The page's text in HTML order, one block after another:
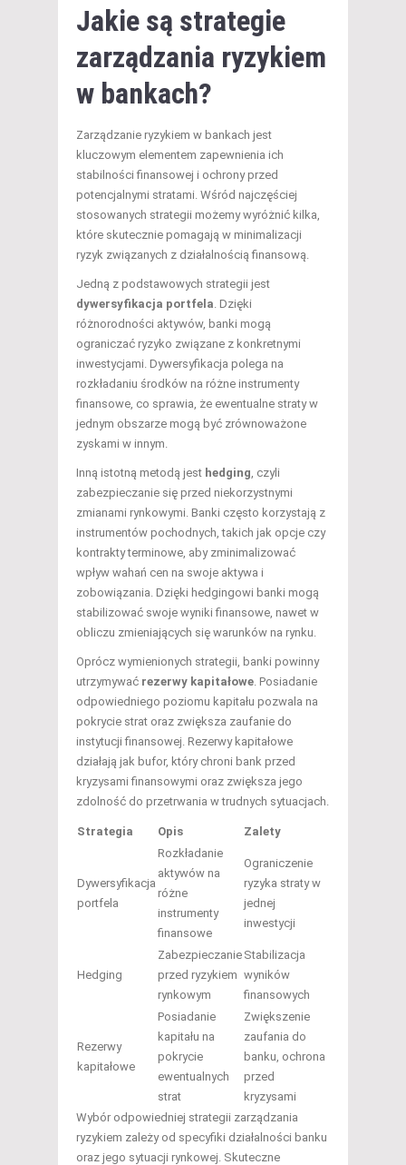
Jakie są strategie
zarządzania ryzykiem
w bankach?
Zarządzanie ryzykiem w bankach jest
kluczowym elementem zapewnienia ich
stabilności finansowej i ochrony przed
potencjalnymi stratami. Wśród najczęściej
stosowanych strategii możemy wyróżnić kilka,
które skutecznie pomagają w minimalizacji
ryzyk związanych z działalnością finansową.
Jedną z podstawowych strategii jest
dywersyfikacja portfela . Dzięki
różnorodności aktywów, banki mogą
ograniczać ryzyko związane z konkretnymi
inwestycjami. Dywersyfikacja polega na
rozkładaniu środków na różne instrumenty
finansowe, co sprawia, że ewentualne straty w
jednym obszarze mogą być zrównoważone
zyskami w innym.
Inną istotną metodą jest hedging , czyli
zabezpieczanie się przed niekorzystnymi
zmianami rynkowymi. Banki często korzystają z
instrumentów pochodnych, takich jak opcje czy
kontrakty terminowe, aby zminimalizować
wpływ wahań cen na swoje aktywa i
zobowiązania. Dzięki hedgingowi banki mogą
stabilizować swoje wyniki finansowe, nawet w
obliczu zmieniających się warunków na rynku.
Oprócz wymienionych strategii, banki powinny
utrzymywać rezerwy kapitałowe . Posiadanie
odpowiedniego poziomu kapitału pozwala na
pokrycie strat oraz zwiększa zaufanie do
instytucji finansowej. Rezerwy kapitałowe
działają jak bufor, który chroni bank przed
kryzysami finansowymi oraz zwiększa jego
zdolność do przetrwania w trudnych sytuacjach.
Strategia Opis Zalety
Dywersyfikacja
portfela
Rozkładanie
aktywów na
różne
instrumenty
finansowe
Ograniczenie
ryzyka straty w
jednej
inwestycji
Hedging
Zabezpieczanie
przed ryzykiem
rynkowym
Stabilizacja
wyników
finansowych
Rezerwy
kapitałowe
Posiadanie
kapitału na
pokrycie
ewentualnych
strat
Zwiększenie
zaufania do
banku, ochrona
przed
kryzysami
Wybór odpowiedniej strategii zarządzania
ryzykiem zależy od specyfiki działalności banku
oraz jego sytuacji rynkowej. Skuteczne